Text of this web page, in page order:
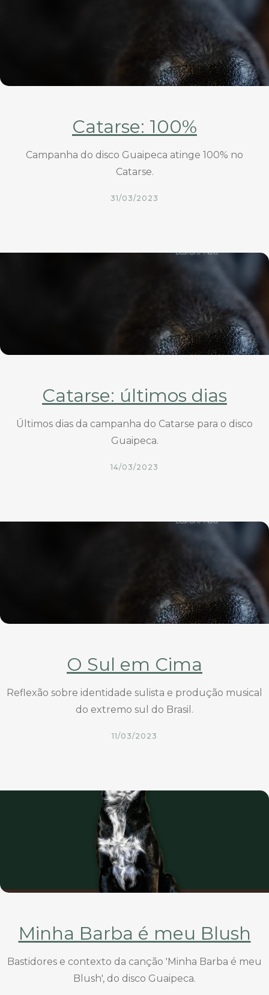
Catarse: 100%
Campanha do disco Guaipeca atinge 100% no
Catarse.
31/03/2023
Catarse: últimos dias
Últimos dias da campanha do Catarse para o disco
Guaipeca.
14/03/2023
O Sul em Cima
Reflexão sobre identidade sulista e produção musical
do extremo sul do Brasil.
11/03/2023
Minha Barba é meu Blush
Bastidores e contexto da canção 'Minha Barba é meu
Blush', do disco Guaipeca.